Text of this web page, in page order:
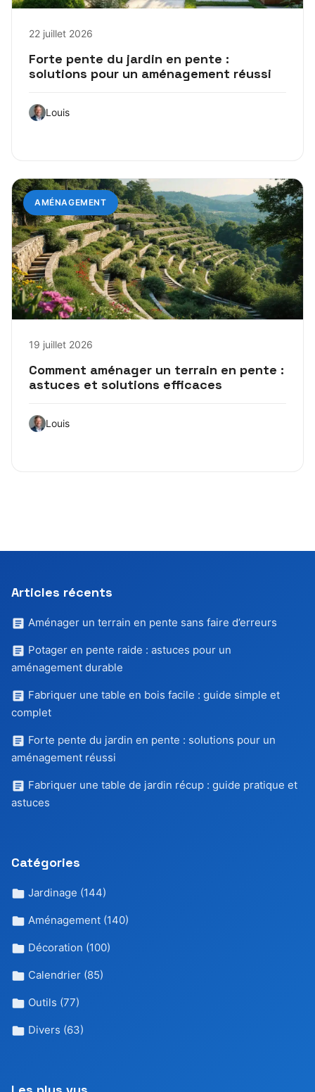
22 juillet 2026
Forte pente du jardin en pente :
solutions pour un aménagement réussi
Louis
AMÉNAGEMENT
19 juillet 2026
Comment aménager un terrain en pente :
astuces et solutions efficaces
Louis
Articles récents
Aménager un terrain en pente sans faire d’erreurs
Potager en pente raide : astuces pour un
aménagement durable
Fabriquer une table en bois facile : guide simple et
complet
Forte pente du jardin en pente : solutions pour un
aménagement réussi
Fabriquer une table de jardin récup : guide pratique et
astuces
Catégories
Jardinage (144)
Aménagement (140)
Décoration (100)
Calendrier (85)
Outils (77)
Divers (63)